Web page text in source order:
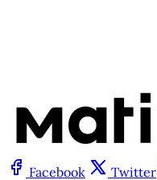
Facebook Twitter